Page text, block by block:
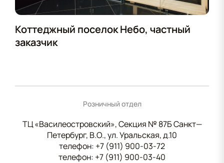
Коттеджный поселок Небо, частный
заказчик
Розничный отдел
ТЦ «Василеостровский», Секция № 87Б Санкт—
Петербург, В.О., ул. Уральская, д.10
телефон: +7 (911) 900-03-72
телефон: +7 (911) 900-03-40